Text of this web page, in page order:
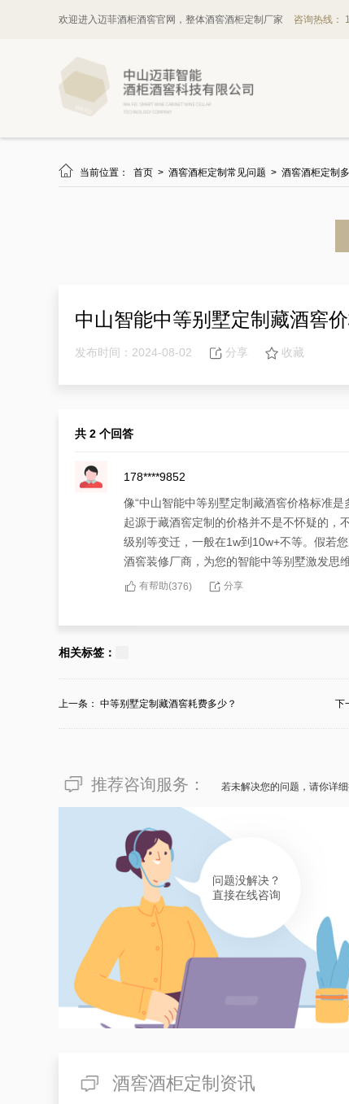
欢迎进入迈菲酒柜酒窖官网，整体酒窖酒柜定制厂家 咨询热线：
 当前位置： 首页 > 酒窖酒柜定制常见问题 > 酒窖酒柜定制
中山智能中等别墅定制藏酒窖
发布时间：2024-08-02 分享 收藏
共 2 个回答
178****9852
像“中山智能中等别墅定制藏酒窖价格标准
起源于藏酒窖定制的价格并不是不怀疑的，
级别等变迁，一般在1w到10w+不等。假若
酒窖装修厂商，为您的智能中等别墅激发思维
有帮助(376) 分享
152****7293
相关标签：
上一条： 中等别墅定制藏酒窖耗费多少？ 下
推荐咨询服务： 若未解决您的问题，请你详
问题没解决？
直接在线咨询
酒窖酒柜定制资讯